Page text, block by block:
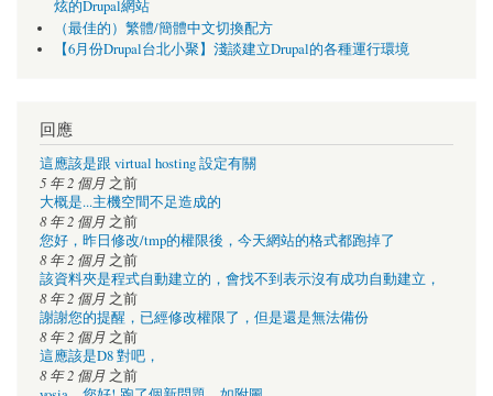
炫的Drupal網站
（最佳的）繁體/簡體中文切換配方
【6月份Drupal台北小聚】淺談建立Drupal的各種運行環境
回應
這應該是跟 virtual hosting 設定有關
5 年 2 個月 之前
大概是...主機空間不足造成的
8 年 2 個月 之前
您好，昨日修改/tmp的權限後，今天網站的格式都跑掉了
8 年 2 個月 之前
該資料夾是程式自動建立的，會找不到表示沒有成功自動建立，
8 年 2 個月 之前
謝謝您的提醒，已經修改權限了，但是還是無法備份
8 年 2 個月 之前
這應該是D8 對吧，
8 年 2 個月 之前